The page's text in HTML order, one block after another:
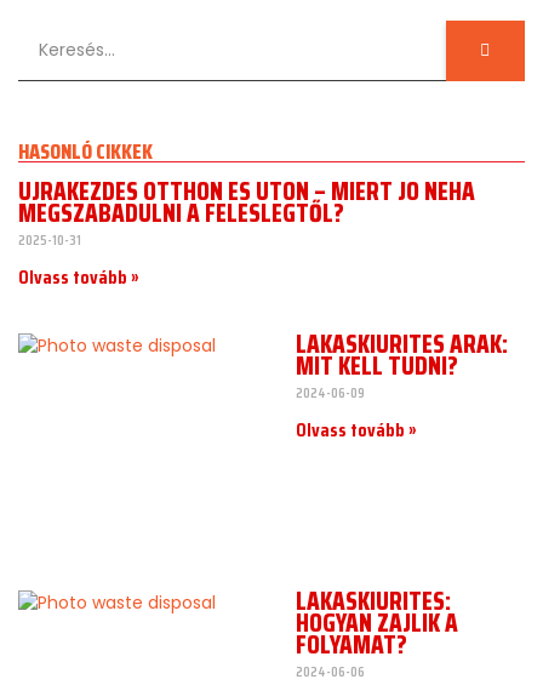
HASONLÓ CIKKEK
ÚJRAKEZDÉS OTTHON ÉS ÚTON – MIÉRT JÓ NÉHA
MEGSZABADULNI A FELESLEGTŐL?
2025-10-31
Olvass tovább »
LAKÁSKIÜRÍTÉS ÁRAK:
MIT KELL TUDNI?
2024-06-09
Olvass tovább »
LAKÁSKIÜRÍTÉS:
HOGYAN ZAJLIK A
FOLYAMAT?
2024-06-06